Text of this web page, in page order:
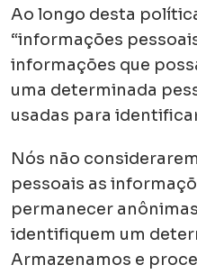
Ao longo desta
“informações
informações que
uma determinada
usadas para
Nós não
pessoais as
permanecer
identifiquem um
Armazenamos e